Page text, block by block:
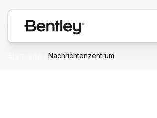
Nachrichtenzentrum